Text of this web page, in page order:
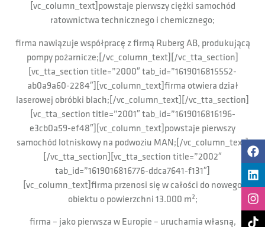
[vc_column_text]powstaje pierwszy ciężki samochód
ratownictwa technicznego i chemicznego;
firma nawiązuje współpracę z firmą Ruberg AB, produkującą
pompy pożarnicze;[/vc_column_text][/vc_tta_section]
[vc_tta_section title=”2000″ tab_id=”1619016815552-
ab0a9a60-2284″][vc_column_text]firma otwiera dział
laserowej obróbki blach;[/vc_column_text][/vc_tta_section]
[vc_tta_section title=”2001″ tab_id=”1619016816196-
e3cb0a59-ef48″][vc_column_text]powstaje pierwszy
samochód lotniskowy na podwoziu MAN;[/vc_column_text]
[/vc_tta_section][vc_tta_section title=”2002″
tab_id=”1619016816776-ddca7641-f131″]
[vc_column_text]firma przenosi się w całości do nowego
obiektu o powierzchni 13.000 m²;
firma – jako pierwsza w Europie – uruchamia własną,